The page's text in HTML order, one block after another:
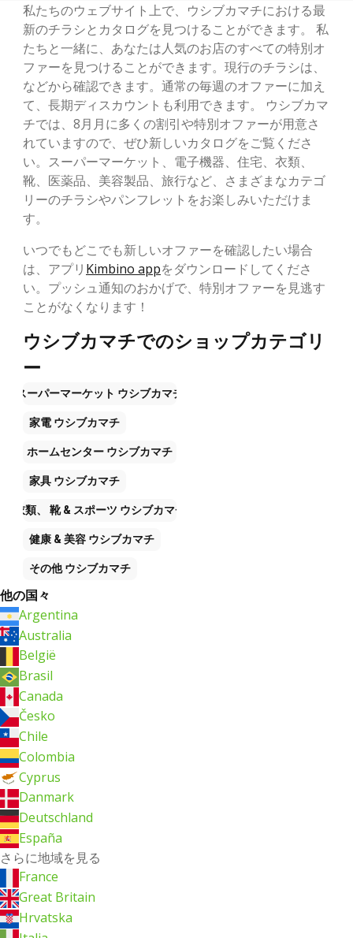
私たちのウェブサイト上で、ウシブカマチにおける最
新のチラシとカタログを見つけることができます。 私
たちと一緒に、あなたは人気のお店のすべての特別オ
ファーを見つけることができます。現行のチラシは、
などから確認できます。通常の毎週のオファーに加え
て、長期ディスカウントも利用できます。 ウシブカマ
チでは、8月月に多くの割引や特別オファーが用意さ
れていますので、ぜひ新しいカタログをご覧くださ
い。スーパーマーケット、電子機器、住宅、衣類、
靴、医薬品、美容製品、旅行など、さまざまなカテゴ
リーのチラシやパンフレットをお楽しみいただけま
す。
いつでもどこでも新しいオファーを確認したい場合
は、アプリ Kimbino appをダウンロードしてくださ
い。プッシュ通知のおかげで、特別オファーを見逃す
ことがなくなります！
ウシブカマチでのショップカテゴリ
ー
スーパーマーケット ウシブカマチ
家電 ウシブカマチ
ホームセンター ウシブカマチ
家具 ウシブカマチ
衣類、 靴 & スポーツ ウシブカマチ
健康 & 美容 ウシブカマチ
その他ウシブカマチ
他の国々
Argentina
Australia
België
Brasil
Canada
Česko
Chile
Colombia
Cyprus
Danmark
Deutschland
España
さらに地域を見る
France
Great Britain
Hrvatska